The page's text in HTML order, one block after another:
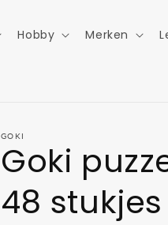
Hobby Merken
GOKI
Goki
48 stukjes